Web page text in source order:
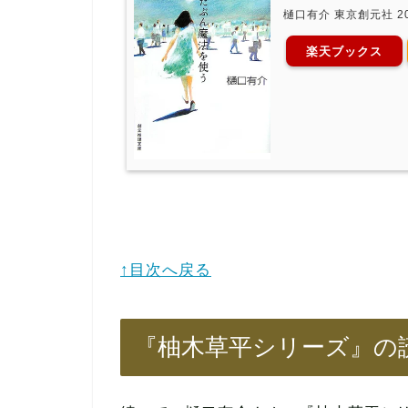
樋口有介 東京創元社
楽天ブックス
↑目次へ戻る
『柚木草平シリーズ』